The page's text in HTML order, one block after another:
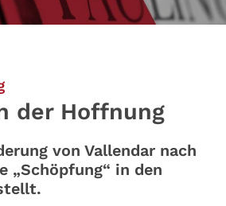
:
der Hoffnung
von Vallendar nach
„Schöpfung“ in den